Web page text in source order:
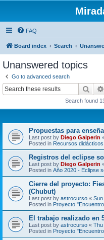
FAQ
Board index Search
Unanswered topics
Go to advanced search
Search found
Propuestas para
Last post by Diego Galperin
Posted in Recursos
Registros del eclipse
Last post by Diego Galperin
Posted in Año 2020 - Eclipse
Cierre del proyecto:
(Chubut)
Last post by astrocurso «
Posted in Proyecto
El trabajo realizado en
Last post by astrocurso « Thu
Posted in Proyecto